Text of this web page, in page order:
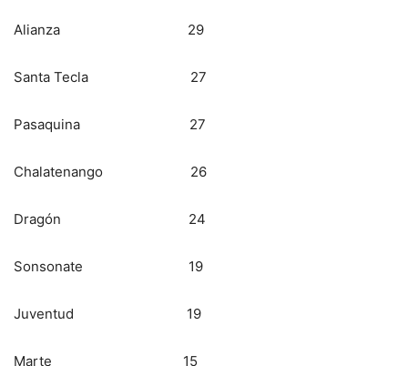
Alianza 29
Santa Tecla 27
Pasaquina 27
Chalatenango 26
Dragón 24
Sonsonate 19
Juventud 19
Marte 15